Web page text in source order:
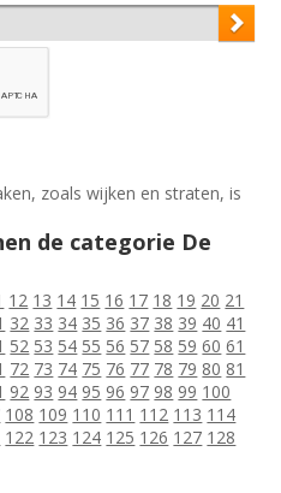
zoals wijken en straten, is
de categorie De
12 13 14 15 16 17 18 19 20 21
32 33 34 35 36 37 38 39 40 41
52 53 54 55 56 57 58 59 60 61
72 73 74 75 76 77 78 79 80 81
92 93 94 95 96 97 98 99 100
108 109 110 111 112 113 114
122 123 124 125 126 127 128